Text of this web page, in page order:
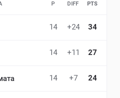
P DIFF PTS
14 +24 34
14 +11 27
14 +7 24